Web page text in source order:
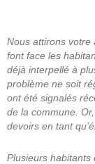
Nous attirons votre
font face les
déjà interpellé à
problème ne soit
ont été signalés
de la commune.
devoirs en tant
Plusieurs habitants